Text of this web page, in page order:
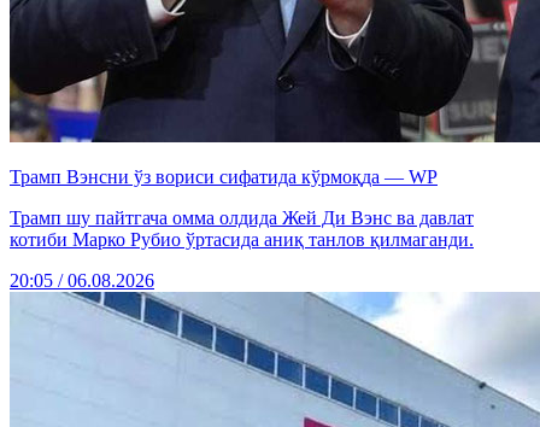
Трамп Вэнсни ўз вориси сифатида кўрмоқда — WP
Трамп шу пайтгача омма олдида Жей Ди Вэнс ва давлат
котиби Марко Рубио ўртасида аниқ танлов қилмаганди.
20:05 / 06.08.2026